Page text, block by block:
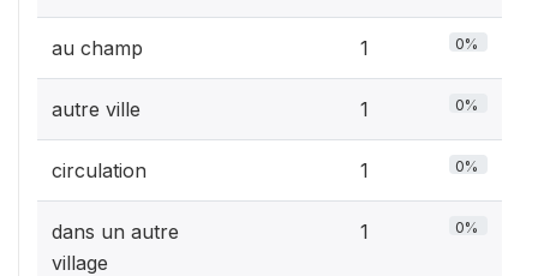
au champ 1 0%
autre ville 1 0%
circulation 1 0%
dans un autre
village
1 0%